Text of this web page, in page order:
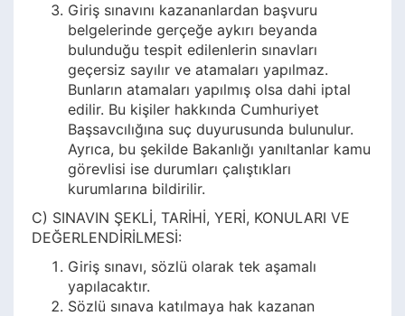
Giriş sınavını kazananlardan başvuru
belgelerinde gerçeğe aykırı beyanda
bulunduğu tespit edilenlerin sınavları
geçersiz sayılır ve atamaları yapılmaz.
Bunların atamaları yapılmış olsa dahi iptal
edilir. Bu kişiler hakkında Cumhuriyet
Başsavcılığına suç duyurusunda bulunulur.
Ayrıca, bu şekilde Bakanlığı yanıltanlar kamu
görevlisi ise durumları çalıştıkları
kurumlarına bildirilir.
C) SINAVIN ŞEKLİ, TARİHİ, YERİ, KONULARI VE
DEĞERLENDİRİLMESİ:
Giriş sınavı, sözlü olarak tek aşamalı
yapılacaktır.
Sözlü sınava katılmaya hak kazanan